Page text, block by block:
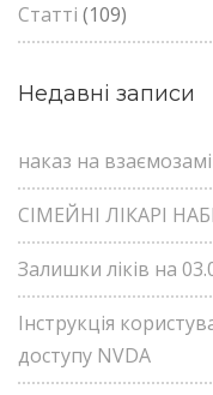
Статті (109)
Недавні записи
наказ на
СІМЕЙНІ ЛІКАРІ
Залишки ліків на
Інструкція
доступу NVDA